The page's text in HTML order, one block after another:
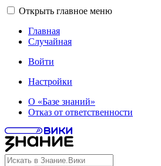
Открыть главное меню
Главная
Случайная
Войти
Настройки
О «Базе знаний»
Отказ от ответственности